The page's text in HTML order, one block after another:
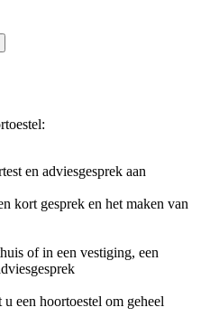
en adviesgesprek aan
kort gesprek en het maken van
of in een vestiging, een
een hoortoestel om geheel